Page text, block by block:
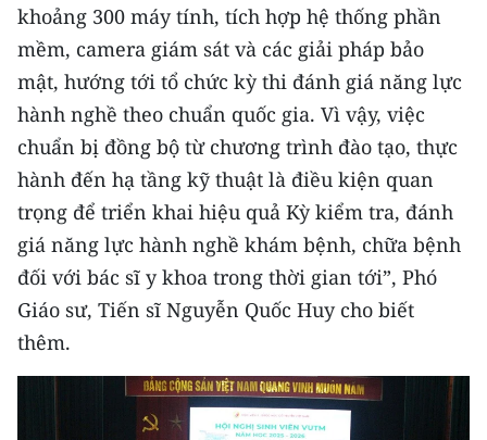
CHUYÊN ĐỀ
CÁC CHUYÊN TRANG
VỀ BÁO NHÂN DÂN
THỜI NAY
NHÂN DÂN CUỐI TUẦN
NHÂN DÂN HẰNG THÁNG
MUA BÁO
khoảng 300 máy tính, tích hợp hệ thống phần
mềm, camera giám sát và các giải pháp bảo
mật, hướng tới tổ chức kỳ thi đánh giá năng lực
hành nghề theo chuẩn quốc gia. Vì vậy, việc
chuẩn bị đồng bộ từ chương trình đào tạo, thực
hành đến hạ tầng kỹ thuật là điều kiện quan
trọng để triển khai hiệu quả Kỳ kiểm tra, đánh
giá năng lực hành nghề khám bệnh, chữa bệnh
đối với bác sĩ y khoa trong thời gian tới”, Phó
Giáo sư, Tiến sĩ Nguyễn Quốc Huy cho biết
thêm.